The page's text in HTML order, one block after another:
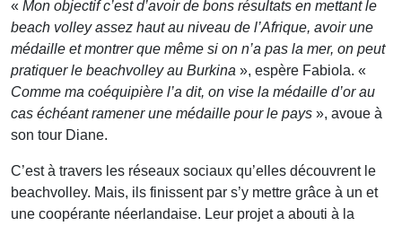
« Mon objectif c’est d’avoir de bons résultats en mettant le
beach volley assez haut au niveau de l’Afrique, avoir une
médaille et montrer que même si on n’a pas la mer, on peut
pratiquer le beachvolley au Burkina », espère Fabiola. «
Comme ma coéquipière l’a dit, on vise la médaille d’or au
cas échéant ramener une médaille pour le pays », avoue à
son tour Diane.
C’est à travers les réseaux sociaux qu’elles découvrent le
beachvolley. Mais, ils finissent par s’y mettre grâce à un et
une coopérante néerlandaise. Leur projet a abouti à la